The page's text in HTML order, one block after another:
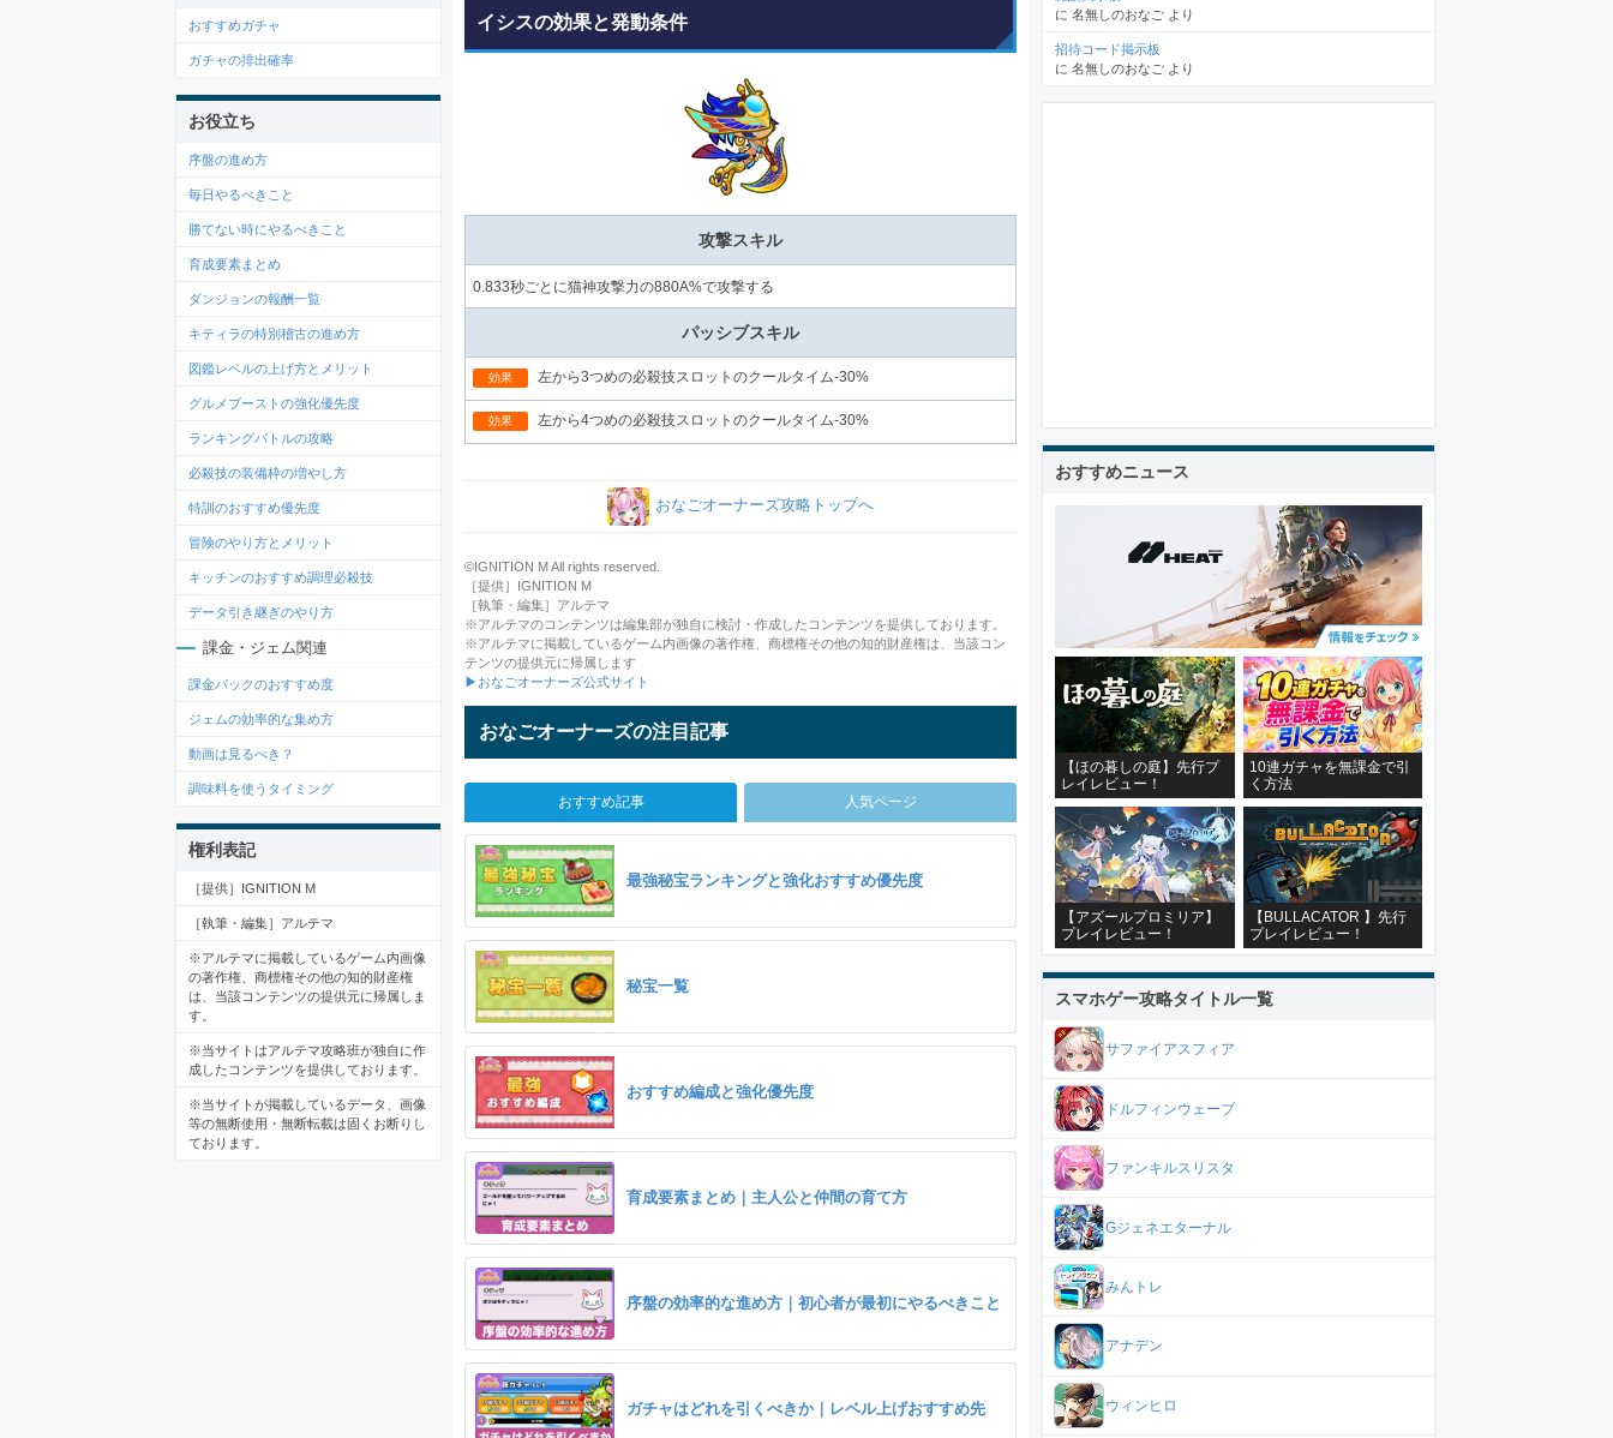
イシスの効果と発動条件
攻撃スキル
0.833秒ごとに猫神攻撃力の880A%で攻撃する
パッシブスキル
効果 左から3つめの必殺技スロットのクールタイム-30%
効果 左から4つめの必殺技スロットのクールタイム-30%
おなごオーナーズ攻略トップへ
©IGNITION M All rights reserved.
［提供］IGNITION M
［執筆・編集］アルテマ
※アルテマのコンテンツは編集部が独自に検討・作成したコンテンツを提供しております。
※アルテマに掲載しているゲーム内画像の著作権、商標権その他の知的財産権は、当該コン
テンツの提供元に帰属します
▶おなごオーナーズ公式サイト
おなごオーナーズの注目記事
おすすめ記事 人気ページ
最強秘宝ランキングと強化おすすめ優先度
秘宝一覧
おすすめ編成と強化優先度
育成要素まとめ｜主人公と仲間の育て方
序盤の効率的な進め方｜初心者が最初にやるべきこと
ガチャはどれを引くべきか｜レベル上げおすすめ先
おすすめガチャ
ガチャの排出確率
お役立ち
序盤の進め方
毎日やるべきこと
勝てない時にやるべきこと
育成要素まとめ
ダンジョンの報酬一覧
キティラの特別稽古の進め方
図鑑レベルの上げ方とメリット
グルメブーストの強化優先度
ランキングバトルの攻略
必殺技の装備枠の増やし方
特訓のおすすめ優先度
冒険のやり方とメリット
キッチンのおすすめ調理必殺技
データ引き継ぎのやり方
課金・ジェム関連
課金パックのおすすめ度
ジェムの効率的な集め方
動画は見るべき？
調味料を使うタイミング
権利表記
［提供］IGNITION M
［執筆・編集］アルテマ
※アルテマに掲載しているゲーム内画像
の著作権、商標権その他の知的財産権
は、当該コンテンツの提供元に帰属しま
す。
※当サイトはアルテマ攻略班が独自に作
成したコンテンツを提供しております。
※当サイトが掲載しているデータ、画像
等の無断使用・無断転載は固くお断りし
ております。
に 名無しのおなご より
招待コード掲示板
に 名無しのおなご より
おすすめニュース
【ほの暮しの庭】先行プ
レイレビュー！
10連ガチャを無課金で引
く方法
【アズールプロミリア】
プレイレビュー！
【BULLACATOR 】先行
プレイレビュー！
スマホゲー攻略タイトル一覧
サファイアスフィア
ドルフィンウェーブ
ファンキルスリスタ
Gジェネエターナル
みんトレ
アナデン
ウィンヒロ